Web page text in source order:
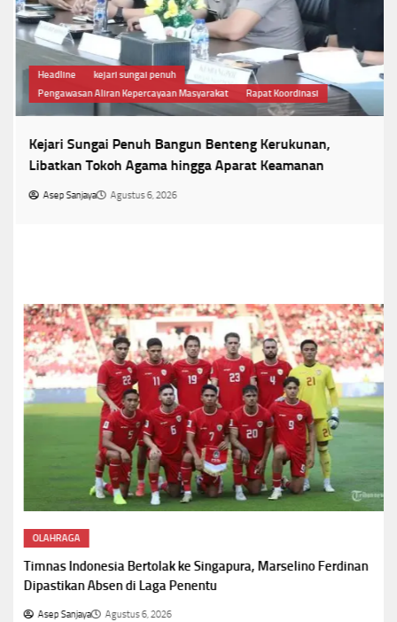
Headline
kejari sungai penuh
Pengawasan Aliran Kepercayaan Masyarakat
Rapat Koordinasi
Kejari Sungai Penuh Bangun Benteng Kerukunan,
Libatkan Tokoh Agama hingga Aparat Keamanan
Asep Sanjaya Agustus 6, 2026
OLAHRAGA
Timnas Indonesia Bertolak ke Singapura, Marselino Ferdinan
Dipastikan Absen di Laga Penentu
Asep Sanjaya Agustus 6, 2026